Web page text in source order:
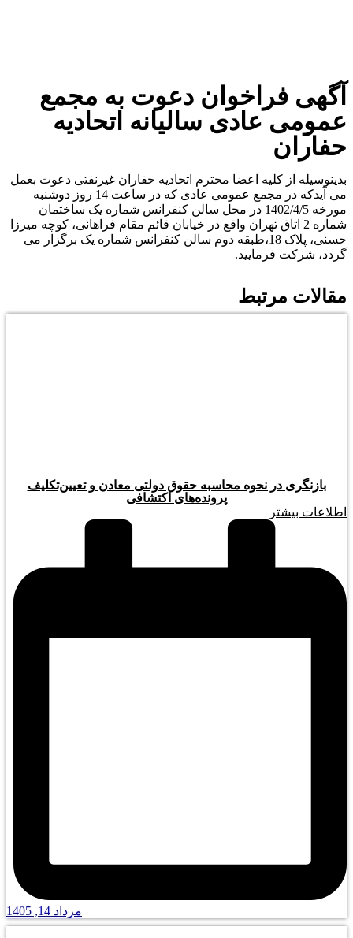
آگهی فراخوان دعوت به مجمع
عمومی عادی سالیانه اتحادیه
حفاران
بدینوسیله از کلیه اعضا محترم اتحادیه حفاران غیرنفتی دعوت بعمل
می آیدکه در مجمع عمومی عادی که در ساعت 14 روز دوشنبه
مورخه 1402/4/5 در محل سالن کنفرانس شماره یک ساختمان
شماره 2 اتاق تهران واقع در خیابان قائم مقام فراهانی، کوچه میرزا
حسنی، پلاک 18،طبقه دوم سالن کنفرانس شماره یک برگزار می
گردد، شرکت فرمایید.
مقالات مرتبط
بازنگری در نحوه محاسبه حقوق دولتی معادن و تعیین‌تکلیف
پرونده‌های اکتشافی
اطلاعات بیشتر
مرداد 14, 1405